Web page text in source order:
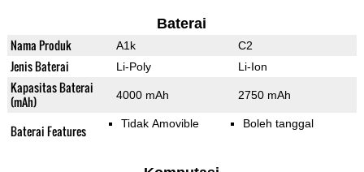
Baterai
Nama Produk A1k C2
Jenis Baterai Li-Poly Li-Ion
Kapasitas Baterai
(mAh)
4000 mAh 2750 mAh
Baterai Features Tidak Amovible Boleh tanggal